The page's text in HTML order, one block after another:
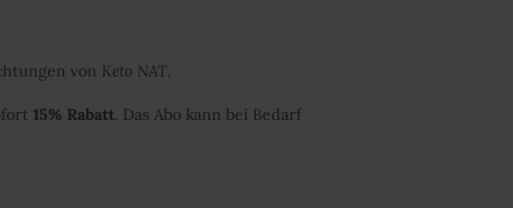
von Keto NAT.
15% Rabatt. Das Abo kann bei Bedarf